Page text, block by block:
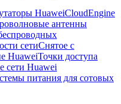
HuaweiCloudEngine
антенны
сетиСнятое с
HuaweiТочки доступа
сети Huawei
питания для сотовых